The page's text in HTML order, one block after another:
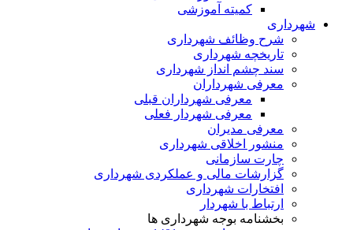
کمیته آموزشی
شهرداری
شرح وظائف شهرداری
تاریخچه شهرداری
سند چشم انداز شهرداری
معرفی شهرداران
معرفی شهرداران قبلی
معرفی شهردار فعلی
معرفی مدیران
منشور اخلاقی شهرداری
چارت سازمانی
گزارشات مالی و عملکردی شهرداری
افتخارات شهرداری
ارتباط با شهردار
بخشنامه بوجه شهرداری ها